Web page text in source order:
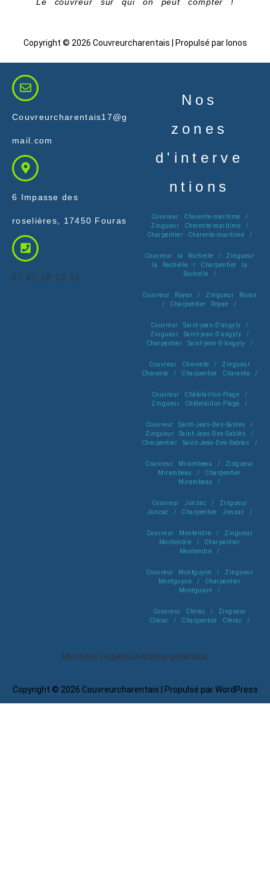
Copyright © 2026 Couvreurcharentais | Propulsé par Ionos
Nos
zones
d'interve
ntions
Couvreur Charente-maritime /
Zingueur Charente-maritime /
Charpentier Charente-maritime /
Couvreur la Rochelle / Zingueur
la Rochelle / Charpentier la
Rochelle /
Couvreur Royan / Zingueur Royan
/ Charpentier Royan /
Couvreur Saint-jean-D’angyly /
Zingueur Saint-jean-D’angyly /
Charpentier Saint-jean-D’angyly /
Couvreur Charente / Zingueur
Charente / Charpentier Charente /
Couvreur Châtelaillon-Plage /
Zingueur Châtelaillon-Plage /
Couvreur Saint-Jean-Des-Sables /
Zingueur Saint-Jean-Des-Sables /
Charpentier Saint-Jean-Des-Sables /
Couvreur Mirambeau / Zingueur
Mirambeau / Charpentier
Mirambeau /
Couvreur Jonzac / Zingueur
Jonzac / Charpentier Jonzac /
Couvreur Montendre / Zingueur
Montendre / Charpentier
Montendre /
Couvreur Montguyon / Zingueur
Montguyon / Charpentier
Montguyon /
Couvreur Clérac / Zingueur
Clérac / Charpentier Clérac /
Couvreurcharentais17@g
mail.com
6 Impasse des
roselières, 17450 Fouras
07 62 28 22 91
Mentions LégaleConditions générales
Copyright © 2026 Couvreurcharentais | Propulsé par WordPress